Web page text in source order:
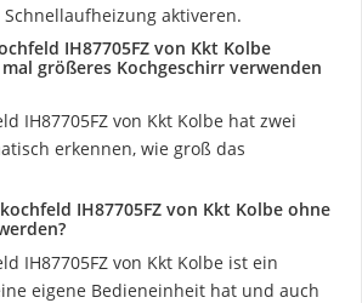
aktiveren.
IH87705FZ von Kkt Kolbe
größeres Kochgeschirr verwenden
IH87705FZ von Kkt Kolbe hat zwei
erkennen, wie groß das
IH87705FZ von Kkt Kolbe ohne
IH87705FZ von Kkt Kolbe ist ein
eigene Bedieneinheit hat und auch